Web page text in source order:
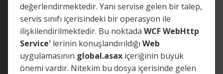
değerlendirmektedir. Yani servise gelen bir talep,
servis sınıfı içerisindeki bir operasyon ile
ilişkilendirilmektedir. Bu noktada WCF WebHttp
Service' lerinin konuşlandırıldığı Web
uygulamasının global.asax içeriğinin büyük
önemi vardır. Nitekim bu dosya içerisinde gelen